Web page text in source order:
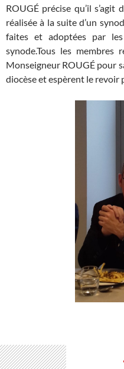
ROUGÉ précise qu’il
réalisée à la suite d’un
faites et adoptées par
synode.Tous les membres
Monseigneur ROUGÉ pour
diocèse et espèrent le revoir